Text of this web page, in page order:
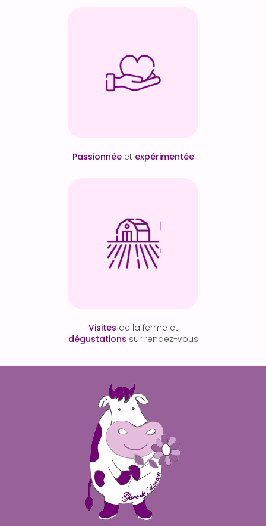
Passionnée et expérimentée
Visites de la ferme et
dégustations sur rendez-vous